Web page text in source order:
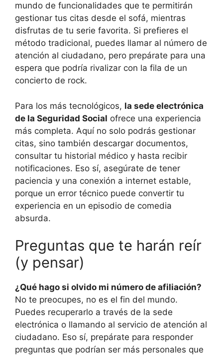
mundo de funcionalidades que te permitirán
gestionar tus citas desde el sofá, mientras
disfrutas de tu serie favorita. Si prefieres el
método tradicional, puedes llamar al número de
atención al ciudadano, pero prepárate para una
espera que podría rivalizar con la fila de un
concierto de rock.
Para los más tecnológicos, la sede electrónica
de la Seguridad Social ofrece una experiencia
más completa. Aquí no solo podrás gestionar
citas, sino también descargar documentos,
consultar tu historial médico y hasta recibir
notificaciones. Eso sí, asegúrate de tener
paciencia y una conexión a internet estable,
porque un error técnico puede convertir tu
experiencia en un episodio de comedia
absurda.
Preguntas que te harán reír
(y pensar)
¿Qué hago si olvido mi número de afiliación?
No te preocupes, no es el fin del mundo.
Puedes recuperarlo a través de la sede
electrónica o llamando al servicio de atención al
ciudadano. Eso sí, prepárate para responder
preguntas que podrían ser más personales que